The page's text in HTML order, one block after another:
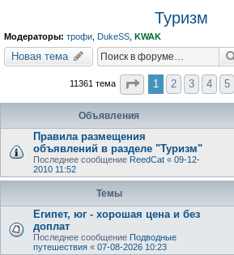
Туризм
Модераторы: трофи DukeSS KWAK
Новая тема
11361 тема Страница1 из228
1 2 3 4 5
Объявления
Правила размещения
объявлений в разделе "Туризм"
Последнее сообщение ReedCat « 09-12-
2010 11:52
Темы
Египет, юг - хорошая цена и без
доплат
Последнее сообщение Подводные
путешествия « 07-08-2026 10:23